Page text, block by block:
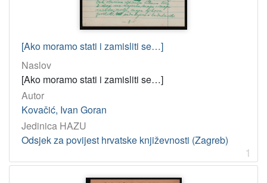
[Ako moramo stati i zamisliti se…]
Naslov
[Ako moramo stati i zamisliti se…]
Autor
Kovačić, Ivan Goran
Jedinica HAZU
Odsjek za povijest hrvatske književnosti (Zagreb)
1